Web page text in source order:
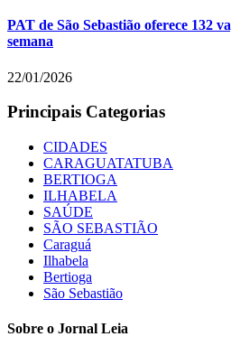
PAT de São Sebastião oferece 132
semana
22/01/2026
Principais Categorias
CIDADES
CARAGUATATUBA
BERTIOGA
ILHABELA
SAÚDE
SÃO SEBASTIÃO
Caraguá
Ilhabela
Bertioga
São Sebastião
Sobre o Jornal Leia